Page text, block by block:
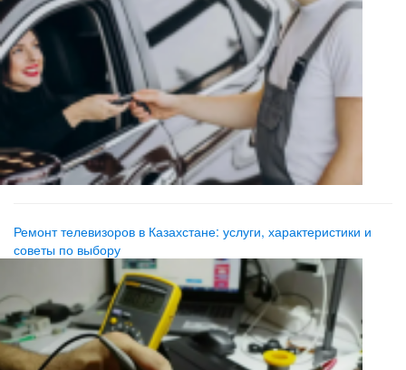
Ремонт телевизоров в Казахстане: услуги, характеристики и
советы по выбору